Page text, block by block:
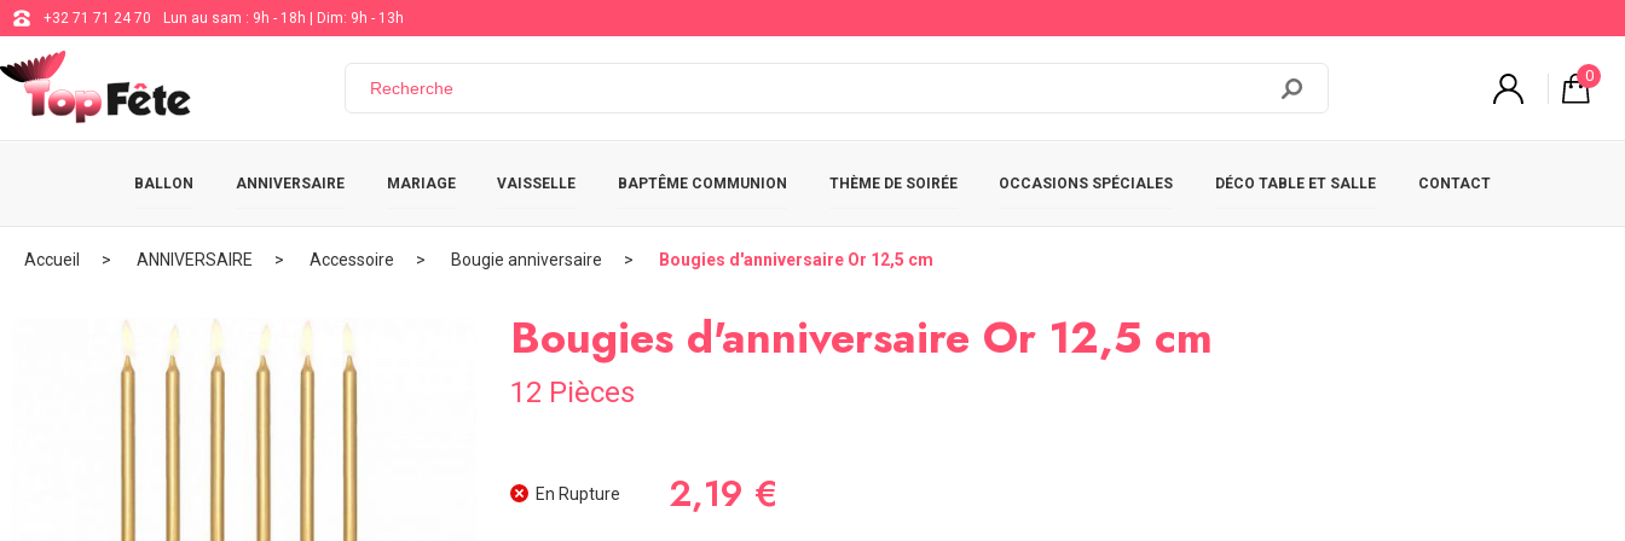
+32 71 71 24 70 Lun au sam : 9h - 18h | Dim: 9h - 13h
0
BALLON ANNIVERSAIRE MARIAGE VAISSELLE BAPTÊME COMMUNION THÈME DE SOIRÉE OCCASIONS SPÉCIALES DÉCO TABLE ET SALLE CONTACT
Accueil ANNIVERSAIRE Accessoire Bougie anniversaire Bougies d'anniversaire Or 12,5 cm
Bougies d'anniversaire Or 12,5 cm
12 Pièces
En Rupture 2,19 €